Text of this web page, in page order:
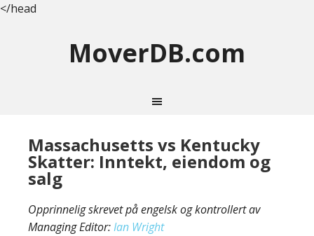
</head
MoverDB.com
Massachusetts vs Kentucky
Skatter: Inntekt, eiendom og
salg
Opprinnelig skrevet på engelsk og kontrollert av
Managing Editor:Ian Wright